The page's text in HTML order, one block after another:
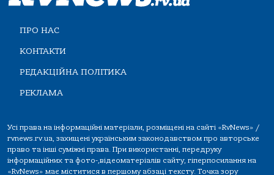
ПРО НАС
КОНТАКТИ
РЕДАКЦІЙНА ПОЛІТИКА
РЕКЛАМА
Усі права на інформаційні матеріали, розміщені на сайті «RvNews» /
rvnews.rv.ua, захищені українським законодавством про авторське
право та інші суміжні права. При використанні, передруку
інформаційних та фото-,відеоматеріалів сайту, гіперпосилання на
«RvNews» має міститися в першому абзаці тексту. Точка зору